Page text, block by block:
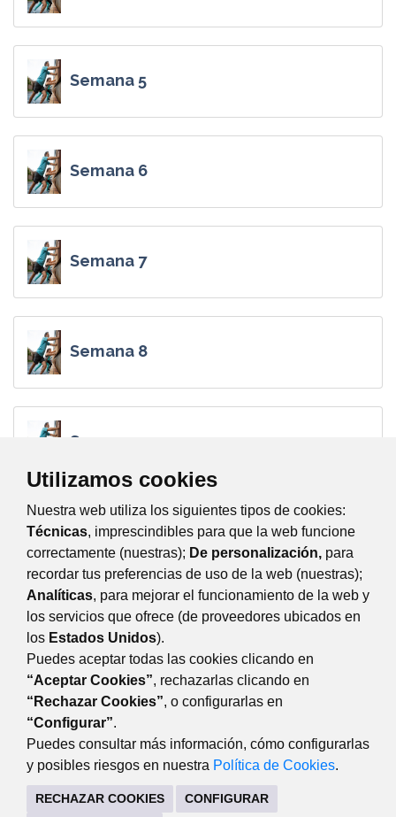
Utilizamos cookies
Nuestra web utiliza los siguientes tipos de cookies:
Técnicas, imprescindibles para que la web funcione
correctamente (nuestras); De personalización, para
recordar tus preferencias de uso de la web (nuestras);
Analíticas, para mejorar el funcionamiento de la web y
los servicios que ofrece (de proveedores ubicados en
los Estados Unidos).
Puedes aceptar todas las cookies clicando en
“Aceptar Cookies”, rechazarlas clicando en
“Rechazar Cookies”, o configurarlas en
“Configurar”.
Puedes consultar más información, cómo configurarlas
y posibles riesgos en nuestra Política de Cookies.
RECHAZAR COOKIES CONFIGURAR
Semana 5
Semana 6
Semana 7
Semana 8
Semana 9
Semana 10
Semana 11
Centro Deportivo 'Huerta Vieja'. Acceso por C/Puerto de
Cotos, s/n 28220 Majadahonda
91 634 94 23
deportes@majadahonda.org